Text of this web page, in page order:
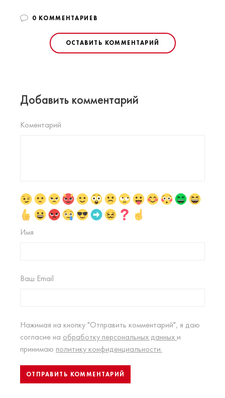
0 КОММЕНТАРИЕВ
ОСТАВИТЬ КОММЕНТАРИЙ
Добавить комментарий
Коментарий
Имя
Ваш Email
Нажимая на кнопку "Отправить комментарий", я даю
согласие на обработку персональных данных и
принимаю политику конфиденциальности.